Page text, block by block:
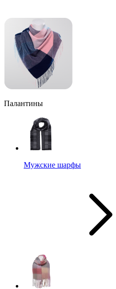
Палантины
Мужские шарфы